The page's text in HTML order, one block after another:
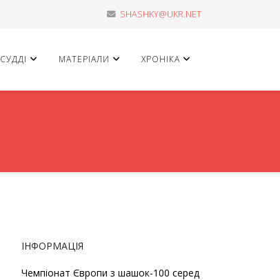
SHASHKY@UKR.NET
СУДДІ МАТЕРІАЛИ ХРОНІКА
ІНФОРМАЦІЯ
Чемпіонат Європи з шашок-100 серед